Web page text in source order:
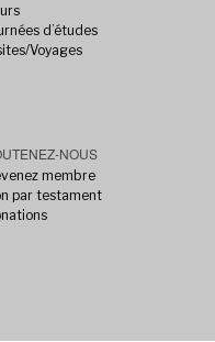
d’études
Voyages
NOUS
membre
par testament